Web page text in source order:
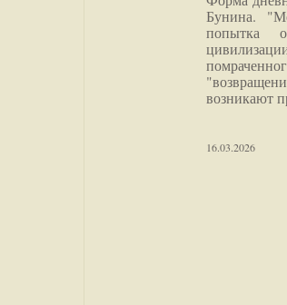
Бунина.
попытка
возникают
16.03.2026